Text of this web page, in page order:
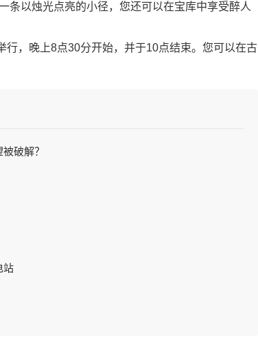
条以烛光点亮的小径，您还可以在宝库中享受醉人
，晚上8点30分开始，并于10点结束。您可以在古
破解？
站